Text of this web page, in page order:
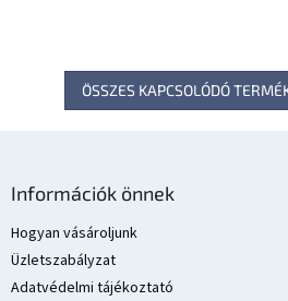
ÖSSZES KAPCSOLÓDÓ
Információk önnek
Hogyan vásároljunk
Üzletszabályzat
Adatvédelmi tájékoztató